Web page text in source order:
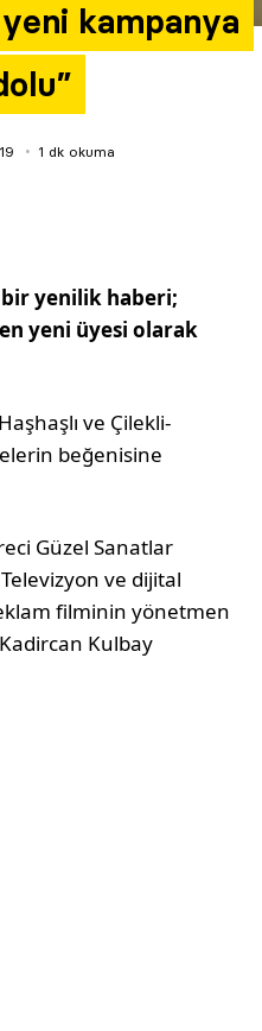
kampanya
1 dk okuma
bir yenilik haberi;
yeni üyesi olarak
ve Çilekli-
beğenisine
Güzel Sanatlar
ve dijital
filminin yönetmen
Kulbay